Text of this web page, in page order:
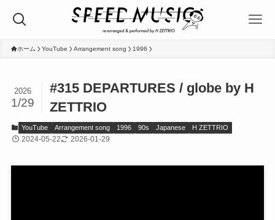
ホーム YouTube Arrangement song 1996
#315 DEPARTURES / globe by H
ZETTRIO
2026
1/29
YouTube Arrangement song 1996 90s Japanese H ZETTRIO
2024-05-22 2026-01-29